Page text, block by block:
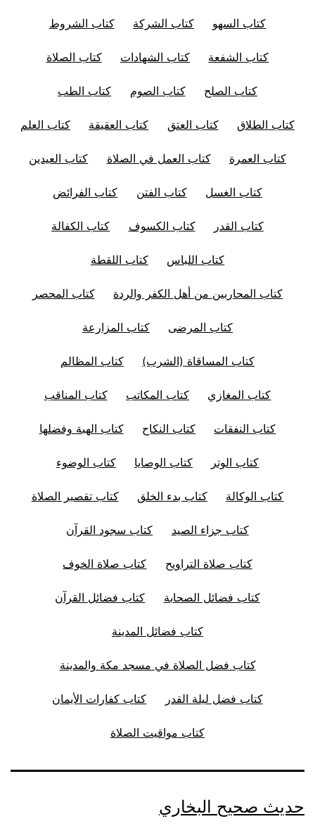
كتاب السهو كتاب الشركة كتاب الشروط
كتاب الشفعة كتاب الشهادات كتاب الصلاة
كتاب الصلح كتاب الصوم كتاب الطب
كتاب الطلاق كتاب العتق كتاب العقيقة كتاب العلم
كتاب العمرة كتاب العمل في الصلاة كتاب العيدين
كتاب الغسل كتاب الفتن كتاب الفرائض
كتاب القدر كتاب الكسوف كتاب الكفالة
كتاب اللباس كتاب اللقطة
كتاب المحاربين من أهل الكفر والردة كتاب المحصر
كتاب المرضى كتاب المزارعة
كتاب المساقاة (الشرب) كتاب المظالم
كتاب المغازي كتاب المكاتب كتاب المناقب
كتاب النفقات كتاب النكاح كتاب الهبة وفضلها
كتاب الوتر كتاب الوصايا كتاب الوضوء
كتاب الوكالة كتاب بدء الخلق كتاب تقصير الصلاة
كتاب جزاء الصيد كتاب سجود القرآن
كتاب صلاة التراويح كتاب صلاة الخوف
كتاب فضائل الصحابة كتاب فضائل القرآن
كتاب فضائل المدينة
كتاب فضل الصلاة في مسجد مكة والمدينة
كتاب فضل ليلة القدر كتاب كفارات الأيمان
كتاب مواقيت الصلاة
حديث صحيح البخاري